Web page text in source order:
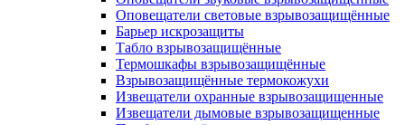
Оповещатели световые взрывозащищённые
Барьер искрозащиты
Табло взрывозащищённые
Термошкафы взрывозащищённые
Взрывозащищённые термокожухи
Извещатели охранные взрывозащищенные
Извещатели дымовые взрывозащищенные